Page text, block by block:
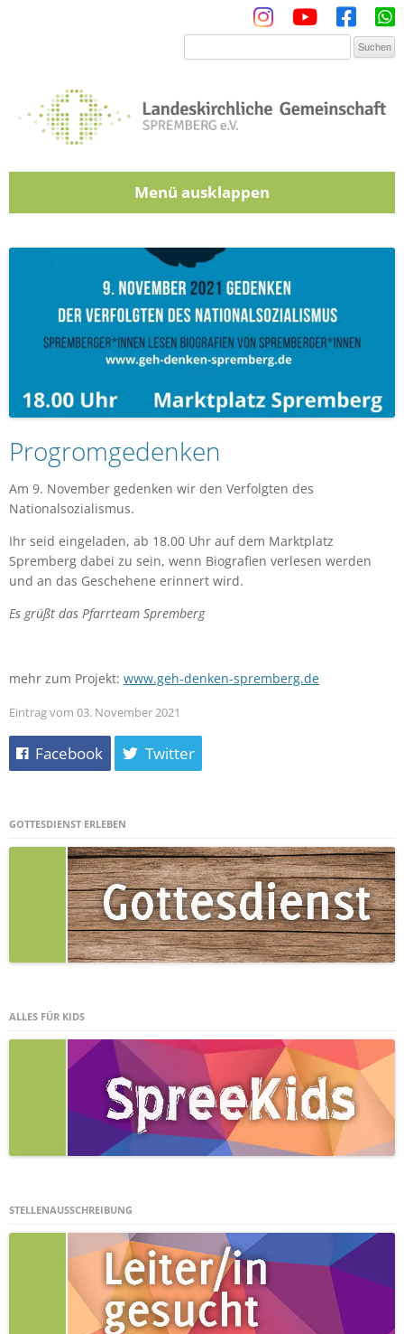
Menü
Progromgedenken
Am 9. November gedenken wir den Verfolgten des
Nationalsozialismus.
Ihr seid eingeladen, ab 18.00 Uhr auf dem Marktplatz
Spremberg dabei zu sein, wenn Biografien verlesen werden
und an das Geschehene erinnert wird.
Es grüßt das Pfarrteam Spremberg
mehr zum Projekt: www.geh-denken-spremberg.de
Eintrag vom 03. November 2021
Facebook Twitter
GOTTESDIENST ERLEBEN
ALLES FÜR KIDS
STELLENAUSSCHREIBUNG